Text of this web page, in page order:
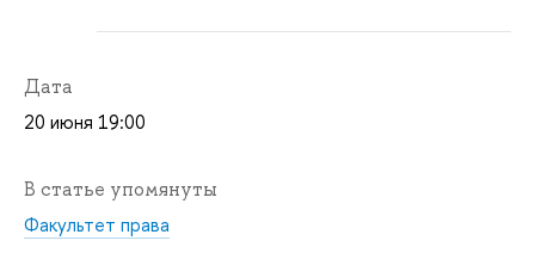
Дата
20 июня 19:00
В статье упомянуты
Факультет права